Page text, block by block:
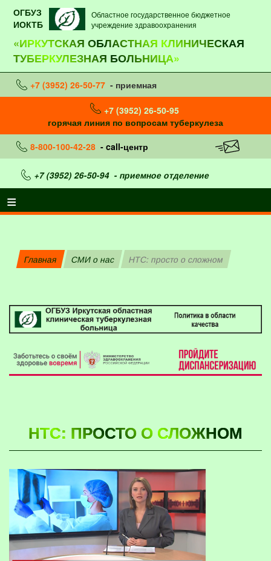
ОГБУЗ
ИОКТБ
Областное государственное бюджетное
учреждение здравоохранения
«ИРКУТСКАЯ ОБЛАСТНАЯ КЛИНИЧЕСКАЯ
ТУБЕРКУЛЕЗНАЯ БОЛЬНИЦА»
+7 (3952) 26-50-77 - приемная
+7 (3952) 26-50-95
горячая линия по вопросам туберкулеза
8-800-100-42-28 - call-центр
+7 (3952) 26-50-94- приемное отделение
Главная СМИ о нас НТС: просто о сложном
НТС: ПРОСТО О СЛОЖНОМ